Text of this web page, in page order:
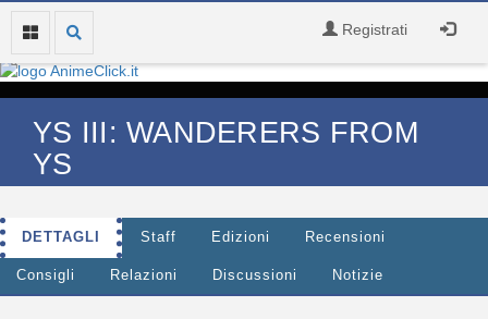
Registrati
YS III: WANDERERS FROM
YS
DETTAGLI Staff Edizioni Recensioni
Consigli Relazioni Discussioni Notizie